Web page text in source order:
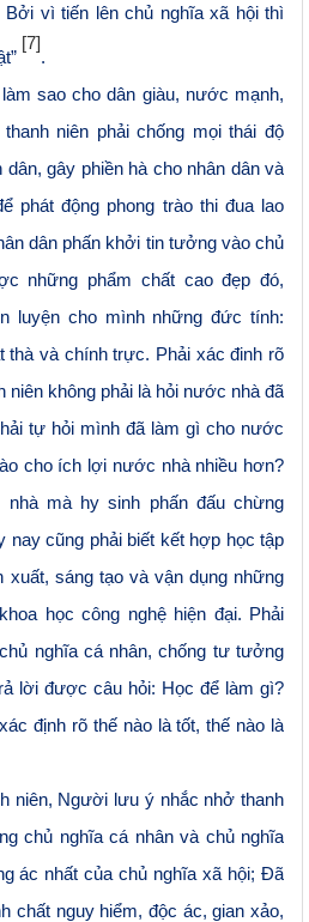
vì tiến lên chủ nghĩa xã hội thì
[7]
.
sao cho dân giàu, nước mạnh,
niên phải chống mọi thái độ
dân, gây phiền hà cho nhân dân và
phát động phong trào thi đua lao
dân phấn khởi tin tưởng vào chủ
những phẩm chất cao đẹp đó,
luyện cho mình những đức tính:
thà và chính trực. Phải xác đinh rõ
niên không phải là hỏi nước nhà đã
tự hỏi mình đã làm gì cho nước
cho ích lợi nước nhà nhiều hơn?
mà hy sinh phấn đấu chừng
nay cũng phải biết kết hợp học tập
xuất, sáng tạo và vận dụng những
học công nghệ hiện đại. Phải
nghĩa cá nhân, chống tư tưởng
lời được câu hỏi: Học để làm gì?
định rõ thế nào là tốt, thế nào là
niên, Người lưu ý nhắc nhở thanh
chủ nghĩa cá nhân và chủ nghĩa
ác nhất của chủ nghĩa xã hội; Đã
chất nguy hiểm, độc ác, gian xảo,